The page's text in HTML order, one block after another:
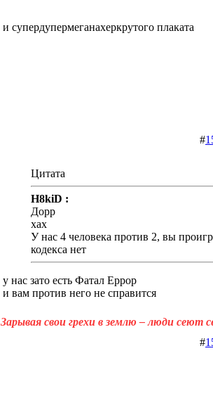
и супердупермеганахеркрутого плаката
#
Цитата
H8kiD :
Дорр
хах
У нас 4 человека против 2, вы
кодекса нет
у нас зато есть Фатал Еррор
и вам против него не справится
Зарывая свои грехи в землю – люди сеют
#